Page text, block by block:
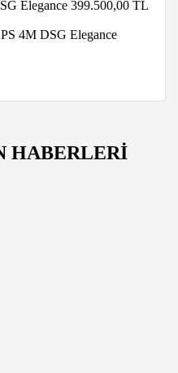
Elegance 399.500,00 TL
4M DSG Elegance
HABERLERİ